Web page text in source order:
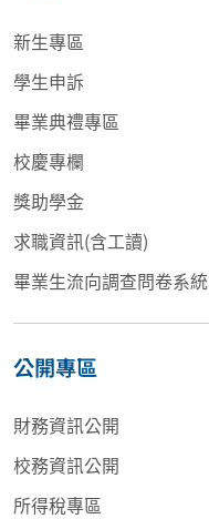
新生專區
學生申訴
畢業典禮專區
校慶專欄
獎助學金
求職資訊(含工讀)
畢業生流向調查問卷系統
公開專區
財務資訊公開
校務資訊公開
所得稅專區